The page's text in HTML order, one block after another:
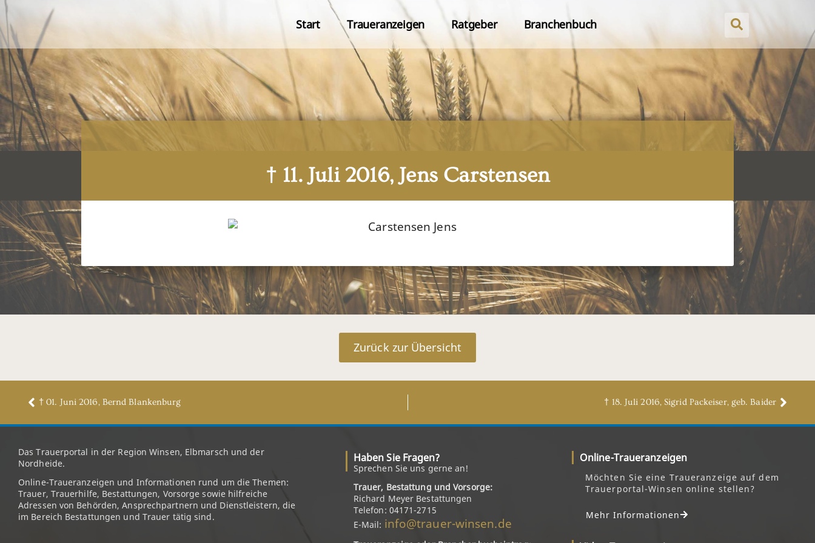
Start Traueranzeigen Ratgeber Branchenbuch
† 11. Juli 2016, Jens Carstensen
Zurück zur Übersicht
† 01. Juni 2016, Bernd Blankenburg † 18. Juli 2016, Sigrid Packeiser, geb. Baider
Das Trauerportal in der Region Winsen, Elbmarsch und der
Nordheide.
Online-Traueranzeigen und Informationen rund um die Themen:
Trauer, Trauerhilfe, Bestattungen, Vorsorge sowie hilfreiche
Adressen von Behörden, Ansprechpartnern und Dienstleistern, die
im Bereich Bestattungen und Trauer tätig sind.
Haben Sie Fragen?
Sprechen Sie uns gerne an!
Trauer, Bestattung und Vorsorge:
Richard Meyer Bestattungen
Telefon: 04171-2715
E-Mail: info@trauer-winsen.de
Online-Traueranzeigen
Möchten Sie eine Traueranzeige auf dem
Trauerportal-Winsen online stellen?
Mehr Informationen